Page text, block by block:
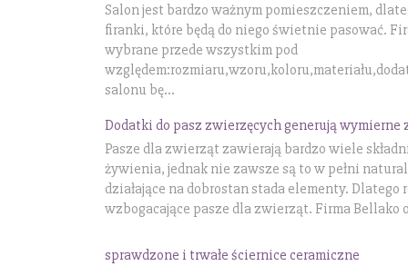
Salon jest bardzo ważnym pomieszczeniem,
firanki, które będą do niego świetnie pasować.
wybrane przede wszystkim pod
salonu bę...
Dodatki do pasz zwierzęcych generują
Pasze dla zwierząt zawierają bardzo wiele
żywienia, jednak nie zawsze są to w pełni
działające na dobrostan stada elementy.
wzbogacające pasze dla zwierząt. Firma Bellako
sprawdzone i trwałe ściernice ceramiczne